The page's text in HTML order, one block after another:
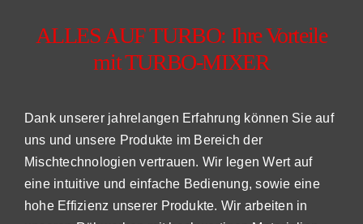
ALLES AUF TURBO: Ihre Vorteile
mit TURBO-MIXER
Dank unserer jahrelangen Erfahrung können Sie auf
uns und unsere Produkte im Bereich der
Mischtechnologien vertrauen. Wir legen Wert auf
eine intuitive und einfache Bedienung, sowie eine
hohe Effizienz unserer Produkte. Wir arbeiten in